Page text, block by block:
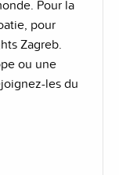
Pour la
pour
Zagreb.
ou une
les du